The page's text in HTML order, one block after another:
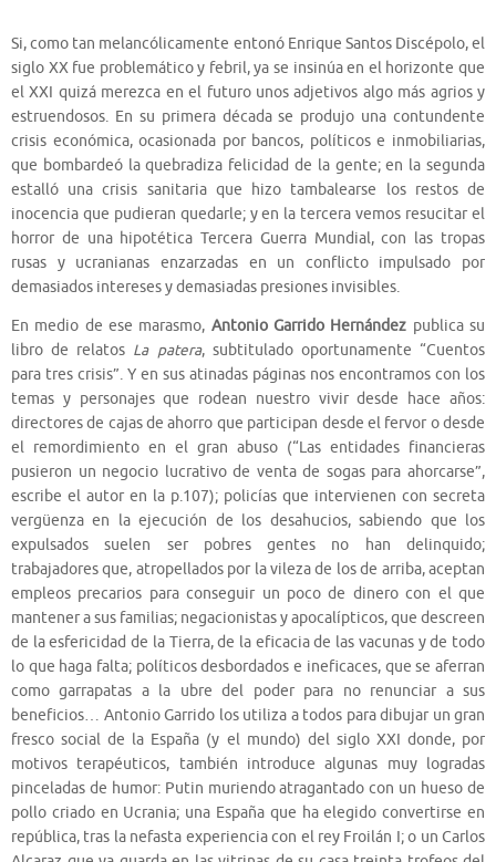
Si, como tan melancólicamente entonó Enrique Santos Discépolo, el
siglo XX fue problemático y febril, ya se insinúa en el horizonte que
el XXI quizá merezca en el futuro unos adjetivos algo más agrios y
estruendosos. En su primera década se produjo una contundente
crisis económica, ocasionada por bancos, políticos e inmobiliarias,
que bombardeó la quebradiza felicidad de la gente; en la segunda
estalló una crisis sanitaria que hizo tambalearse los restos de
inocencia que pudieran quedarle; y en la tercera vemos resucitar el
horror de una hipotética Tercera Guerra Mundial, con las tropas
rusas y ucranianas enzarzadas en un conflicto impulsado por
demasiados intereses y demasiadas presiones invisibles.
En medio de ese marasmo, Antonio Garrido Hernández publica su
libro de relatos La patera, subtitulado oportunamente “Cuentos
para tres crisis”. Y en sus atinadas páginas nos encontramos con los
temas y personajes que rodean nuestro vivir desde hace años:
directores de cajas de ahorro que participan desde el fervor o desde
el remordimiento en el gran abuso (“Las entidades financieras
pusieron un negocio lucrativo de venta de sogas para ahorcarse”,
escribe el autor en la p.107); policías que intervienen con secreta
vergüenza en la ejecución de los desahucios, sabiendo que los
expulsados suelen ser pobres gentes no han delinquido;
trabajadores que, atropellados por la vileza de los de arriba, aceptan
empleos precarios para conseguir un poco de dinero con el que
mantener a sus familias; negacionistas y apocalípticos, que descreen
de la esfericidad de la Tierra, de la eficacia de las vacunas y de todo
lo que haga falta; políticos desbordados e ineficaces, que se aferran
como garrapatas a la ubre del poder para no renunciar a sus
beneficios… Antonio Garrido los utiliza a todos para dibujar un gran
fresco social de la España (y el mundo) del siglo XXI donde, por
motivos terapéuticos, también introduce algunas muy logradas
pinceladas de humor: Putin muriendo atragantado con un hueso de
pollo criado en Ucrania; una España que ha elegido convertirse en
república, tras la nefasta experiencia con el rey Froilán I; o un Carlos